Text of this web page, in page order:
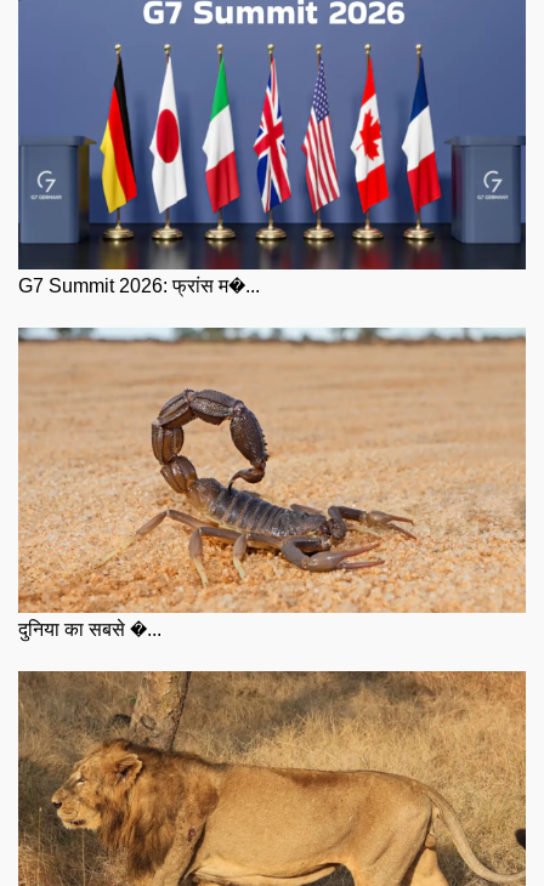
G7 Summit 2026: फ्रांस म�...
दुनिया का सबसे �...